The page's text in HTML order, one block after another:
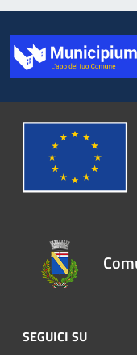
SEGUICI SU